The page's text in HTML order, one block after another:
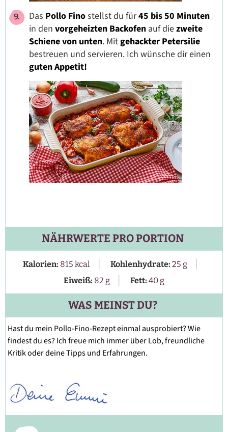
Das Pollo Finostellst du für45 bis 50 Minuten
in den vorgeheizten Backofen auf diezweite
Schiene von unten. Mitgehackter Petersilie
bestreuen und servieren. Ich wünsche dir einen
guten Appetit!
NÄHRWERTE PRO PORTION
Kalorien: 815 kcal | Kohlenhydrate: 25 g |
Eiweiß: 82 g | Fett: 40g
WAS MEINST DU?
Hast du mein Pollo-Fino-Rezept einmal ausprobiert? Wie
findest du es? Ich freue mich immer über Lob, freundliche
Kritik oder deine Tipps und Erfahrungen.